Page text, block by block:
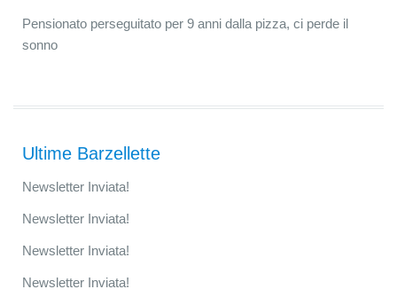
Pensionato perseguitato per 9 anni dalla pizza, ci perde il
sonno
Ultime Barzellette
Newsletter Inviata!
Newsletter Inviata!
Newsletter Inviata!
Newsletter Inviata!